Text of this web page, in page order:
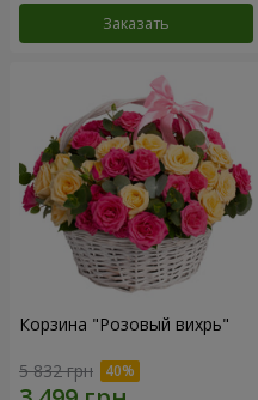
Заказать
Корзина "Розовый вихрь"
5 832 грн